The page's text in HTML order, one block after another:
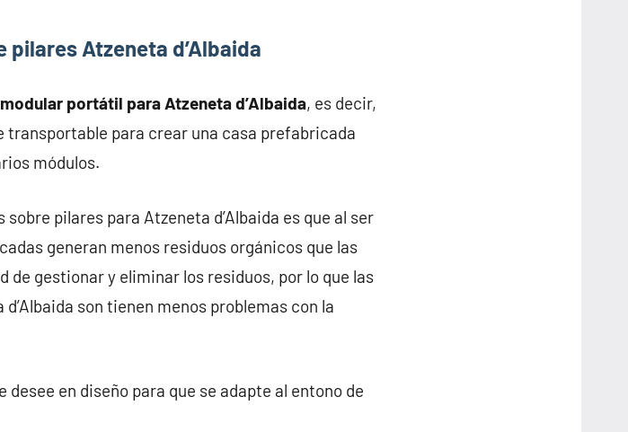
Atzeneta d’Albaida
portátil para Atzeneta d’Albaida, es decir,
transportable para crear una casa prefabricada
módulos.
pilares para Atzeneta d’Albaida es que al ser
generan menos residuos orgánicos que las
de gestionar y eliminar los residuos, por lo que las
son tienen menos problemas con la
en diseño para que se adapte al entono de